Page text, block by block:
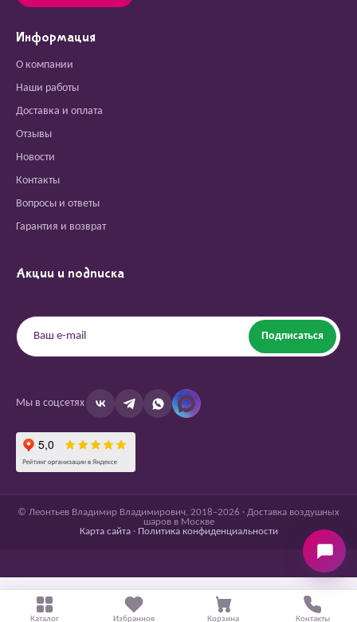
Информация
О компании
Наши работы
Доставка и оплата
Отзывы
Новости
Контакты
Вопросы и ответы
Гарантия и возврат
Акции и подписка
Подписаться
Мы в соцсетях
© Леонтьев Владимир Владимирович, 2018–2026 · Доставка воздушных
шаров в Москве
Карта сайта· Политика конфиденциальности
Каталог Избранное Корзина Контакты